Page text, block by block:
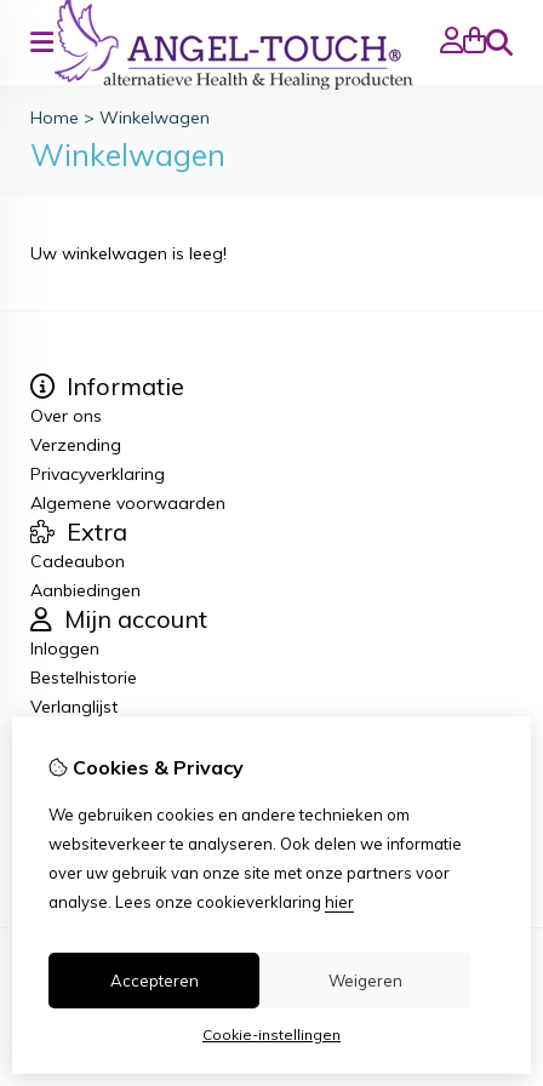
Zoeken
Home > Winkelwagen
Winkelwagen
Uw winkelwagen is leeg!
Informatie
Over ons
Verzending
Privacyverklaring
Algemene voorwaarden
Extra
Cadeaubon
Aanbiedingen
Mijn account
Inloggen
Bestelhistorie
Verlanglijst
Algemene voorwaarden
Contact
Sitemap
TSB
Cookies & Privacy
We gebruiken cookies en andere technieken om
websiteverkeer te analyseren. Ook delen we informatie
over uw gebruik van onze site met onze partners voor
analyse. Lees onze cookieverklaring hier
Accepteren Weigeren
Cookie-instellingen